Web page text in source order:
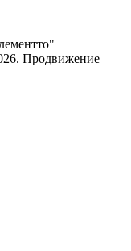
Продвижение